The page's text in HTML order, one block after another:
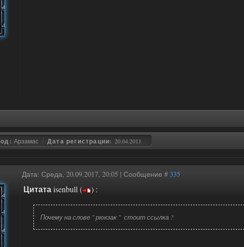
Арзамас Дата регистрации: 20.04.2011
Дата: Среда, 20.09.2017, 20:05 | Сообщение # 335
Цитатаisenbull ( ) :
Почему на слове " рюкзак " стоит ссылка ?